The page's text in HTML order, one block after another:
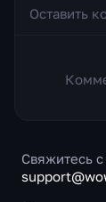
Свяжитесь